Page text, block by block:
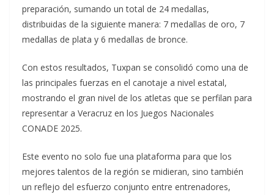
preparación, sumando un total de 24 medallas,
distribuidas de la siguiente manera: 7 medallas de oro, 7
medallas de plata y 6 medallas de bronce.
Con estos resultados, Tuxpan se consolidó como una de
las principales fuerzas en el canotaje a nivel estatal,
mostrando el gran nivel de los atletas que se perfilan para
representar a Veracruz en los Juegos Nacionales
CONADE 2025.
Este evento no solo fue una plataforma para que los
mejores talentos de la región se midieran, sino también
un reflejo del esfuerzo conjunto entre entrenadores,